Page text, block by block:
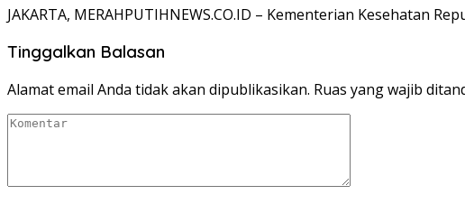
JAKARTA, MERAHPUTIHNEWS.CO.ID – Kementerian Kesehatan
Tinggalkan Balasan
Alamat email Anda tidak akan dipublikasikan. Ruas yang wajib